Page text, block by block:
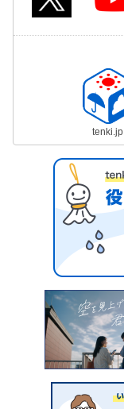
tenki.jp